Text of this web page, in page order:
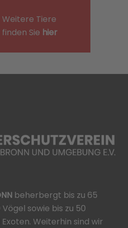
Weitere Tiere
finden Sie hier
beherbergt bis zu 65
sowie bis zu 50
Weiterhin sind wir